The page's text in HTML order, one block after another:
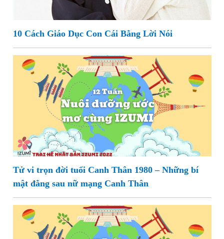
10 Cách Giáo Dục Con Cái Bằng Lời Nói
Tử vi trọn đời tuổi Canh Thân 1980 – Những bí
mật đằng sau nữ mạng Canh Thân